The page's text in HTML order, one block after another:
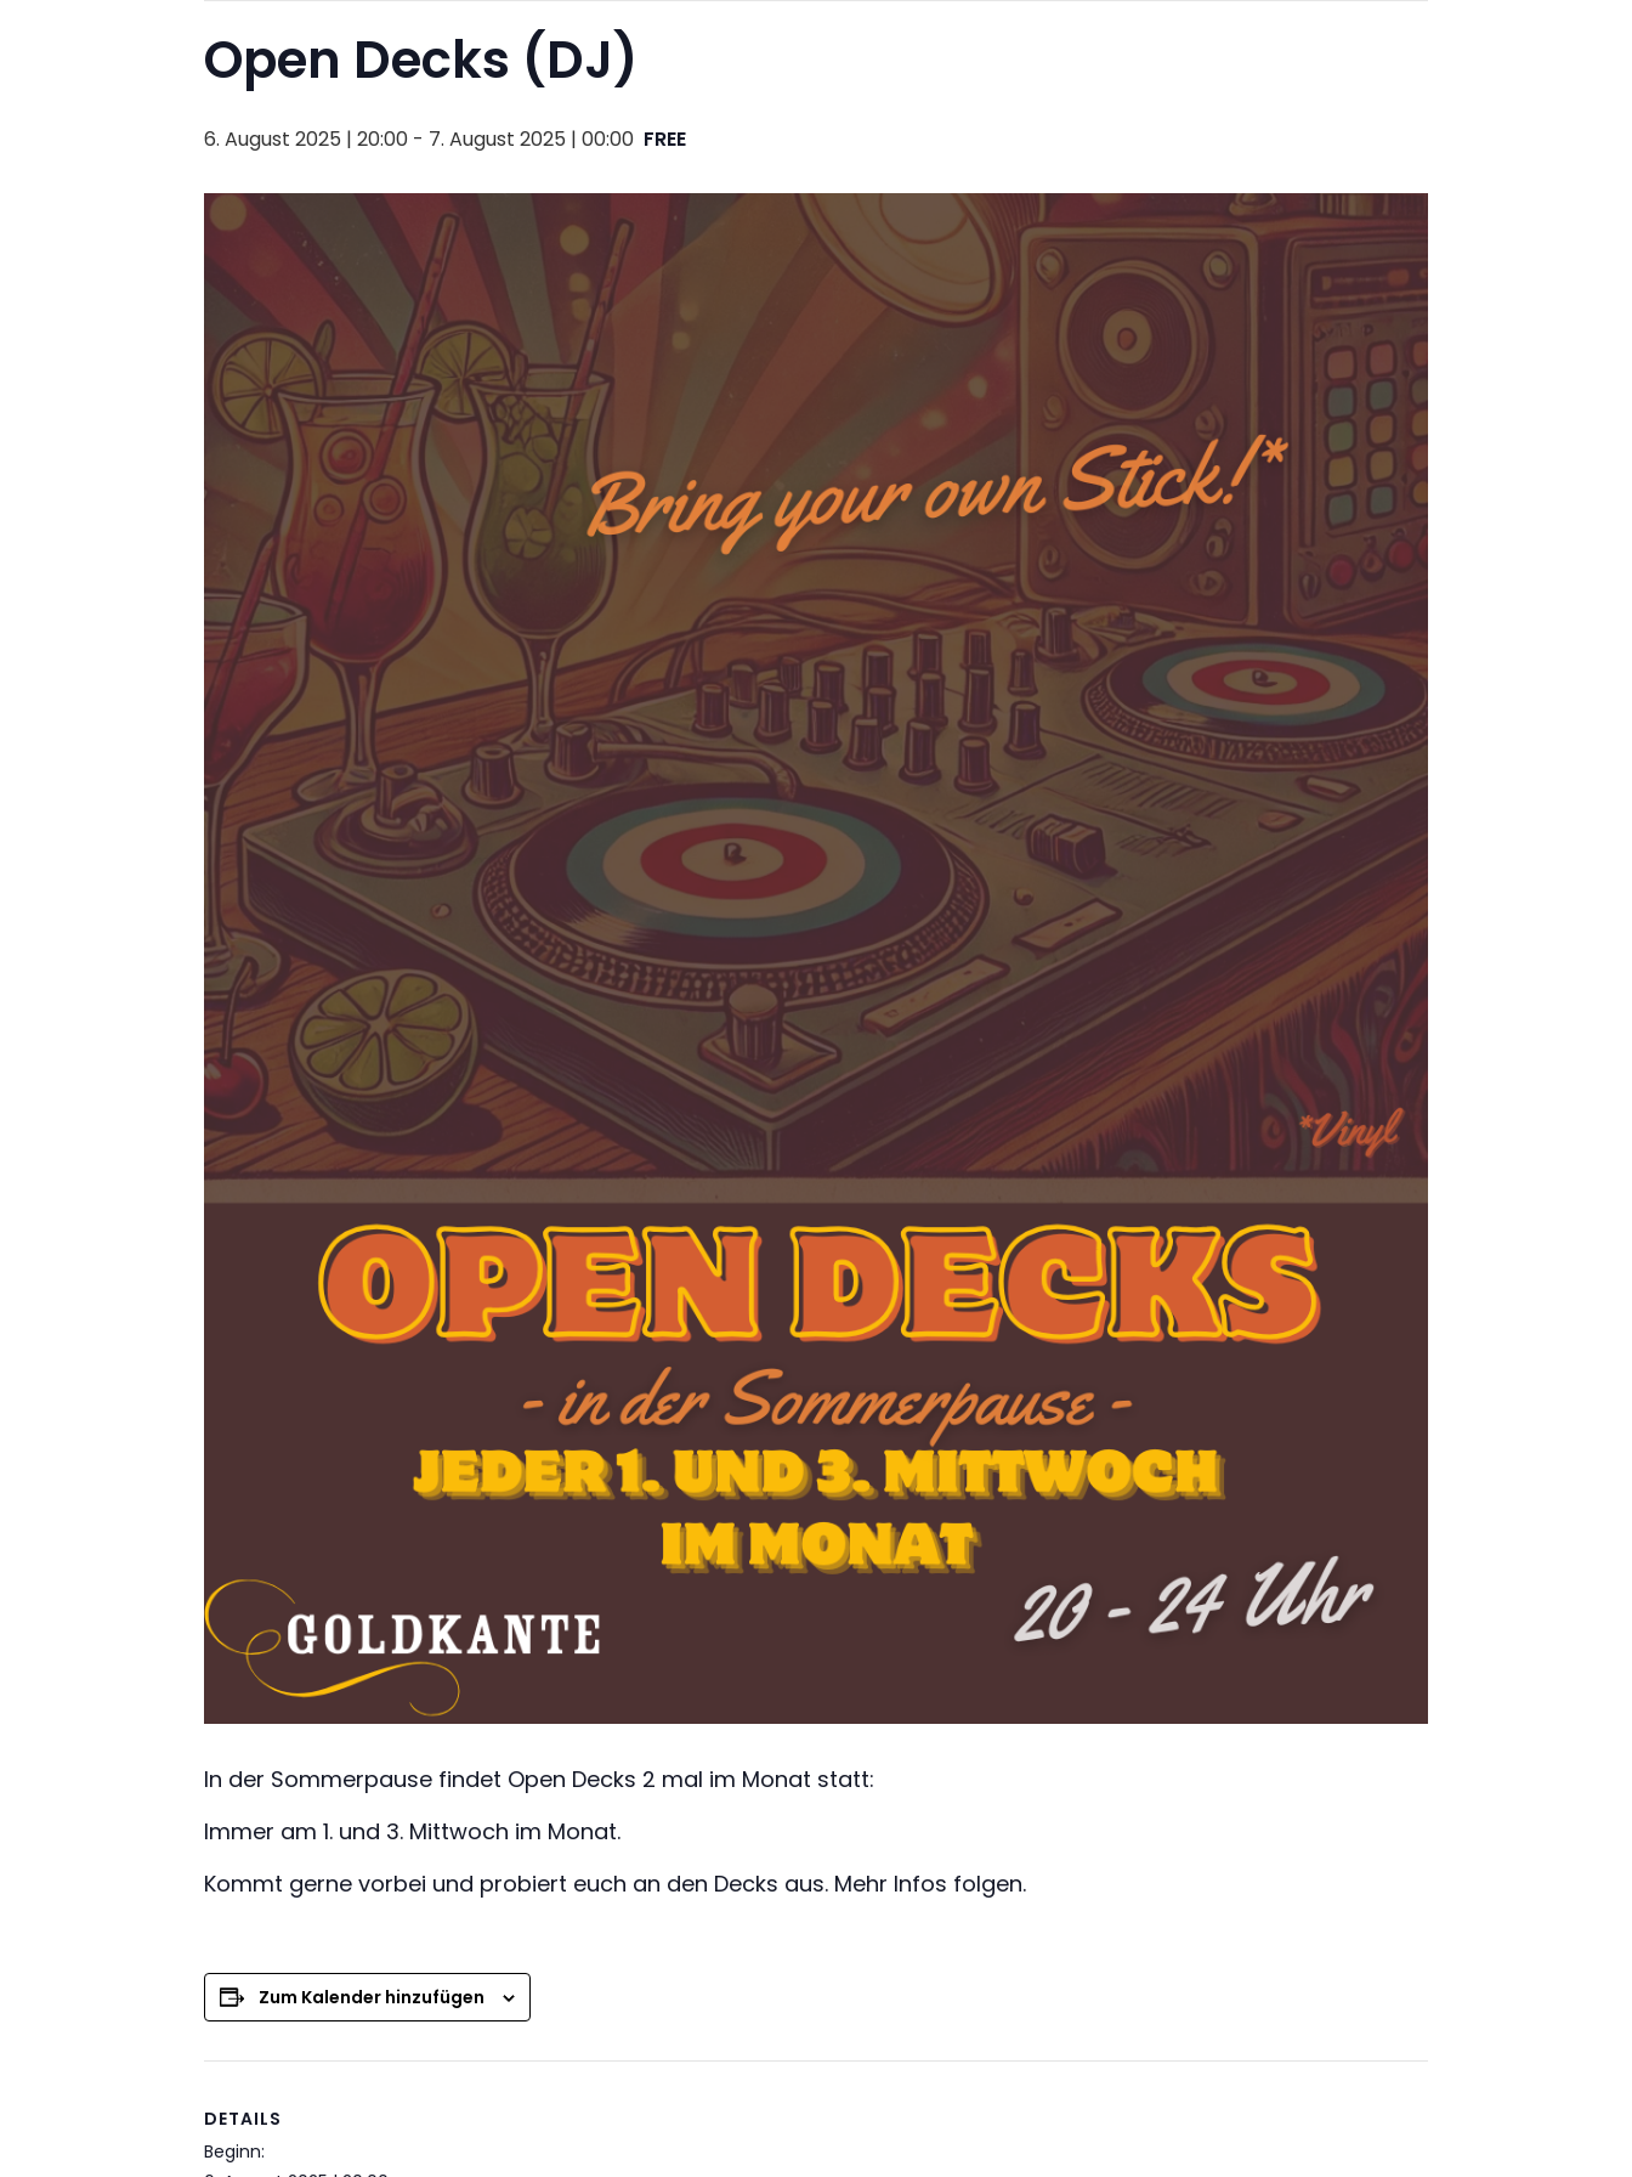
Open Decks (DJ)
6. August 2025 | 20:00 - 7. August 2025 | 00:00 FREE
In der Sommerpause findet Open Decks 2 mal im Monat statt:
Immer am 1. und 3. Mittwoch im Monat.
Kommt gerne vorbei und probiert euch an den Decks aus. Mehr Infos folgen.
Zum Kalender hinzufügen
DETAILS
Beginn: